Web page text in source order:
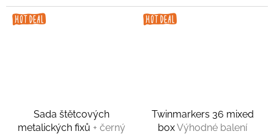
Sada štětcových
metalických fixů + černý
Twinmarkers 36 mixed
boxVýhodné balení